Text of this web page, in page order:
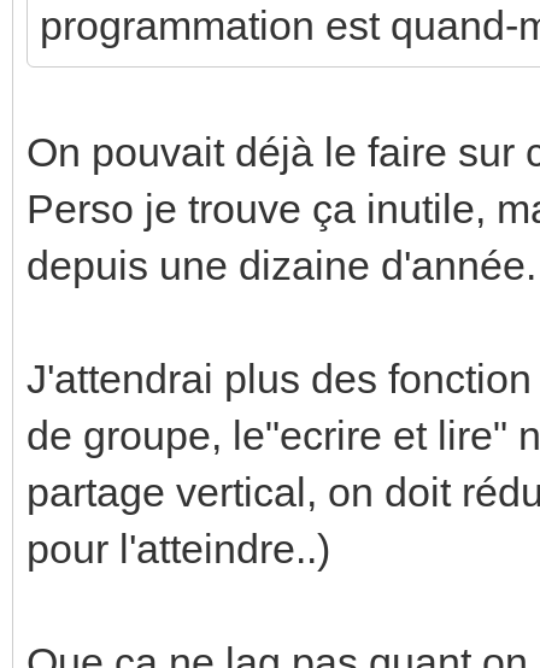
programmation est quand-
On pouvait déjà le faire sur
Perso je trouve ça inutile,
depuis une dizaine
J'attendrai plus des
de groupe, le"ecrire et
partage vertical, on doit
pour l'atteindre..)